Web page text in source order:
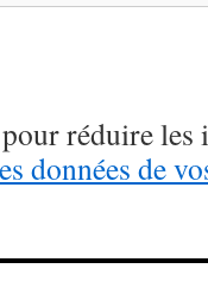
réduire les
données de